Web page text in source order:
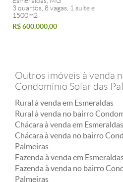
3 quartos, 8 vagas, 1 suite e
1500m2
R$ 600.000,00
Outros imóveis à venda
Condomínio Solar das
Rural à venda em Esmeraldas
Rural à venda no bairro
Chácara à venda em Esmeraldas
Chácara à venda no bairro
Palmeiras
Fazenda à venda em
Fazenda à venda no bairro
Palmeiras